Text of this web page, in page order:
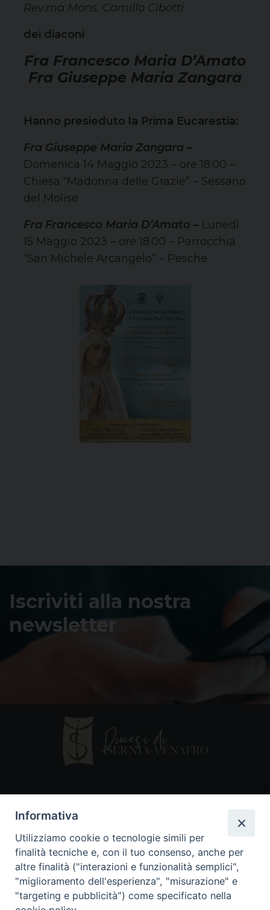
Rev.ma Mons. Camillo Cibotti
dei diaconi
Fra Francesco Maria D’Amato
Fra Giuseppe Maria Zangara
Hanno presieduto la Prima Eucarestia:
Fra Giuseppe Maria Zangara –
Domenica 14 Maggio 2023 – ore 18.00 –
Chiesa “Madonna delle Grazie” – Sessano
del Molise
Fra Francesco Maria D’Amato – Lunedì
15 Maggio 2023 – ore 18.00 – Parrocchia
“San Michele Arcangelo” – Pesche
Iscriviti alla nostra
newsletter
86170 Isernia
086550849
segreteria@diocesiiserniavenafro.it
I nostri social
Informativa
Utilizziamo cookie o tecnologie simili per
finalità tecniche e, con il tuo consenso, anche per
altre finalità ("interazioni e funzionalità semplici",
"miglioramento dell'esperienza", "misurazione" e
"targeting e pubblicità") come specificato nella